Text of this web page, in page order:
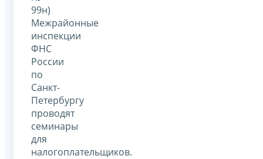
99н)
Межрайонные
инспекции
ФНС
России
по
Санкт-
Петербургу
проводят
семинары
для
налогоплательщиков.